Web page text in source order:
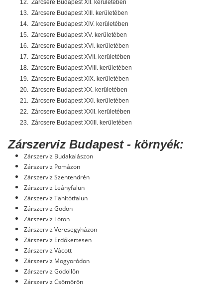
12.
Zárcsere Budapest XII. kerületében
13.
Zárcsere Budapest XIII. kerületében
14.
Zárcsere Budapest XIV. kerületében
15.
Zárcsere Budapest XV. kerületében
16.
Zárcsere Budapest XVI. kerületében
17.
Zárcsere Budapest XVII. kerületében
18.
Zárcsere Budapest XVIII. kerületében
19.
Zárcsere Budapest XIX. kerületében
20.
Zárcsere Budapest XX. kerületében
21.
Zárcsere Budapest XXI. kerületében
22.
Zárcsere Budapest XXII. kerületében
23.
Zárcsere Budapest XXIII. kerületében
Zárszerviz Budapest - környék:
Zárszerviz Budakalászon
Zárszerviz Pomázon
Zárszerviz Szentendrén
Zárszerviz Leányfalun
Zárszerviz Tahitótfalun
Zárszerviz Gödön
Zárszerviz Fóton
Zárszerviz Veresegyházon
Zárszerviz Erdőkertesen
Zárszerviz Vácott
Zárszerviz Mogyoródon
Zárszerviz Gödöllőn
Zárszerviz Csömörön